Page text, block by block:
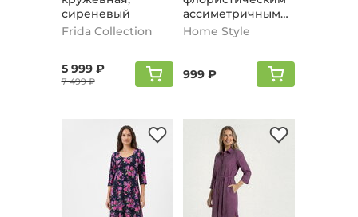
сиреневый
Frida Collection
5 999 ₽
7 499 ₽
ассиметричным
принтом,
сиреневый
Home Style
999 ₽